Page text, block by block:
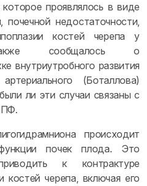
проявлялось в виде
почечной недостаточности,
костей черепа у
сообщалось о
внутриутробного развития
(Боталлова)
ли эти случаи связаны с
происходит
почек плода. Это
к контрактуре
костей черепа, включая его